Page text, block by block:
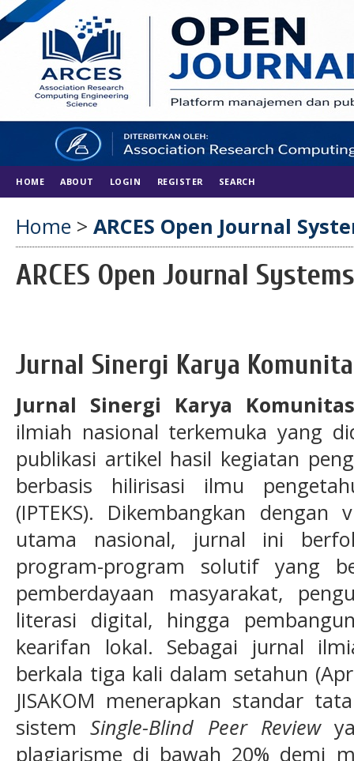
HOME ABOUT LOGIN REGISTER SEARCH
Home > ARCES Open Journal
ARCES Open Journal Systems
Jurnal Sinergi Karya
Jurnal Sinergi Karya Komunitas
ilmiah nasional terkemuka yang
publikasi artikel hasil kegiatan
berbasis hilirisasi ilmu
(IPTEKS). Dikembangkan
utama nasional, jurnal ini
program-program solutif yang
pemberdayaan masyarakat,
literasi digital, hingga
kearifan lokal. Sebagai jurnal
berkala tiga kali dalam setahun
JISAKOM menerapkan standar
sistemSingle-Blind Peer Review
plagiarisme di bawah 20% demi